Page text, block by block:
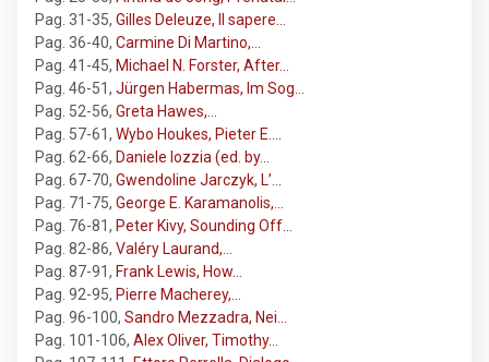
Pag. 31-35, Gilles Deleuze, Il sapere…
Pag. 36-40, Carmine Di Martino,…
Pag. 41-45, Michael N. Forster, After…
Pag. 46-51, Jürgen Habermas, Im Sog…
Pag. 52-56, Greta Hawes,…
Pag. 57-61, Wybo Houkes, Pieter E.…
Pag. 62-66, Daniele Iozzia (ed. by…
Pag. 67-70, Gwendoline Jarczyk, L’…
Pag. 71-75, George E. Karamanolis,…
Pag. 76-81, Peter Kivy, Sounding Off…
Pag. 82-86, Valéry Laurand,…
Pag. 87-91, Frank Lewis, How…
Pag. 92-95, Pierre Macherey,…
Pag. 96-100, Sandro Mezzadra, Nei…
Pag. 101-106, Alex Oliver, Timothy…